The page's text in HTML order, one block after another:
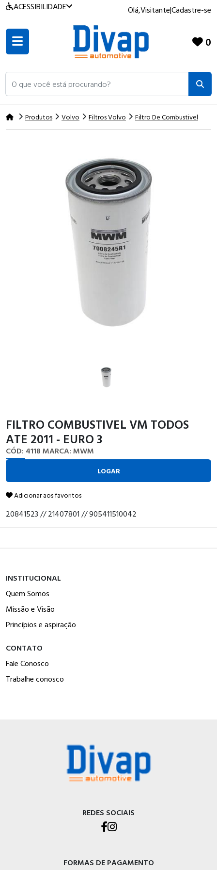
ACESSIBILIDADE Olá,Visitante|Cadastre-se
O que você está procurando?
0
Produtos Volvo Filtros Volvo Filtro De Combustivel
FILTRO COMBUSTIVEL VM TODOS
ATE 2011 - EURO 3
CÓD: 4118 MARCA: MWM
LOGAR
Adicionar aos favoritos
20841523 // 21407801 // 905411510042
INSTITUCIONAL
Quem Somos
Missão e Visão
Princípios e aspiração
CONTATO
Fale Conosco
Trabalhe conosco
REDES SOCIAIS
FORMAS DE PAGAMENTO